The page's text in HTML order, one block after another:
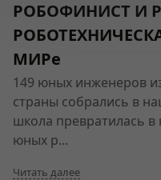
РОБОФИНИСТ И
МИРе
149 юных инженеров
страны собрались в
школа превратилась
юных р...
Читать далее